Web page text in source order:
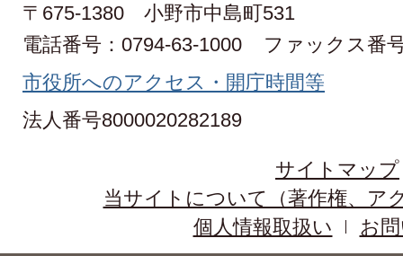
〒675-1380 小野市中島町531
電話番号：0794-63-1000
ファックス番
市役所へのアクセス・開庁時間等
法人番号8000020282189
サイトマップ
当サイトについて（著作権、ア
個人情報取扱い
お